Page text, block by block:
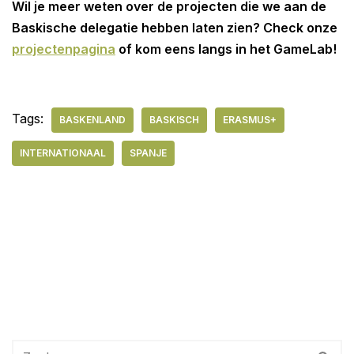
Wil je meer weten over de projecten die we aan de
Baskische delegatie hebben laten zien? Check onze
projectenpagina of kom eens langs in het GameLab!
Tags: BASKENLAND BASKISCH ERASMUS+
INTERNATIONAAL SPANJE